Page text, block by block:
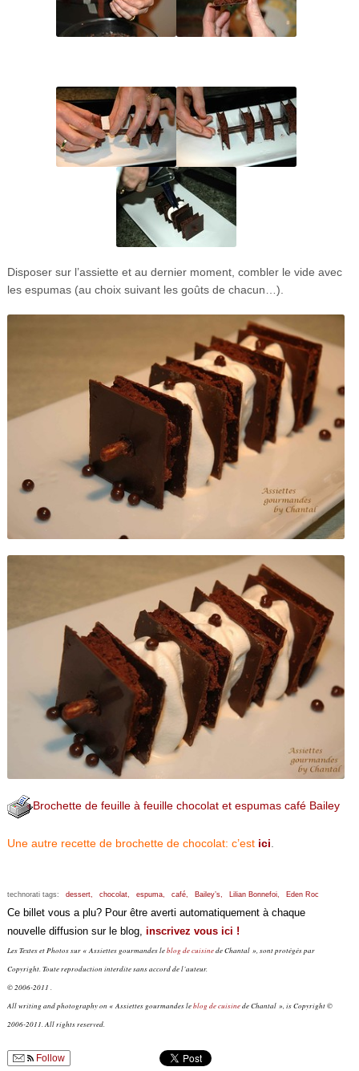
Disposer sur l’assiette et au dernier moment, combler le vide avec
les espumas (au choix suivant les goûts de chacun…).
Brochette de feuille à feuille chocolat et espumas café Bailey
Une autre recette de brochette de chocolat: c’est ici.
technorati tags: dessert, chocolat, espuma, café, Bailey’s, Lilian Bonnefoi, Eden Roc
Ce billet vous a plu? Pour être averti automatiquement à chaque
nouvelle diffusion sur le blog, inscrivez vous ici !
Les Textes et Photos sur « Assiettes gourmandes leblog de cuisinede Chantal », sont protégés par
Copyright. Toute reproduction interdite sans accord de l’auteur.
© 2006-2011 .
All writing and photography on « Assiettes gourmandes leblog de cuisinede Chantal », is Copyright ©
2006-2011. All rights reserved.
Follow